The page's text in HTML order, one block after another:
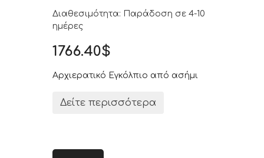
Διαθεσιμότητα: Παράδοση σε 4-10
ημέρες
1766.40$
Αρχιερατικό Εγκόλπιο από ασήμι
Δείτε περισσότερα